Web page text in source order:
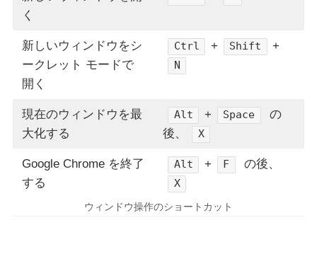
く
新しいウィンドウをシ
ークレット モードで
開く
Ctrl + Shift +
N
現在のウィンドウを最
大化する
Alt + Space
の
後、
X
Google Chrome を終了
する
Alt + F の後、
X
ウィンドウ操作のショートカット